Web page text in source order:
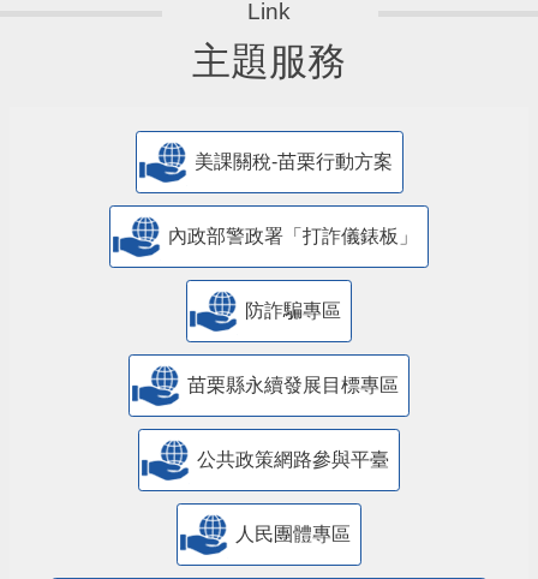
主題服務
美課關稅-苗栗行動方案
內政部警政署「打詐儀錶板」
防詐騙專區
苗栗縣永續發展目標專區
公共政策網路參與平臺
人民團體專區